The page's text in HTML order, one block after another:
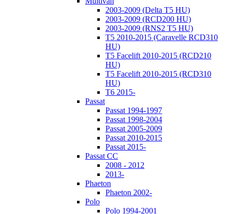
2003-2009 (Delta T5 HU)
2003-2009 (RCD200 HU)
2003-2009 (RNS2 T5 HU)
T5 2010-2015 (Caravelle RCD310
HU)
T5 Facelift 2010-2015 (RCD210
HU)
T5 Facelift 2010-2015 (RCD310
HU)
T6 2015-
Passat
Passat 1994-1997
Passat 1998-2004
Passat 2005-2009
Passat 2010-2015
Passat 2015-
Passat CC
2008 - 2012
2013-
Phaeton
Phaeton 2002-
Polo
Polo 1994-2001